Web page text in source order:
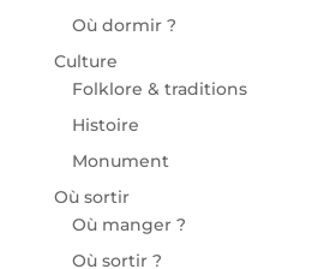
Où dormir ?
Culture
Folklore & traditions
Histoire
Monument
Où sortir
Où manger ?
Où sortir ?